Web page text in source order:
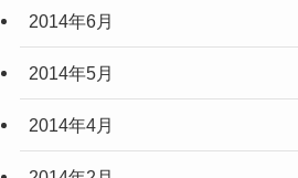
2014年6月
2014年5月
2014年4月